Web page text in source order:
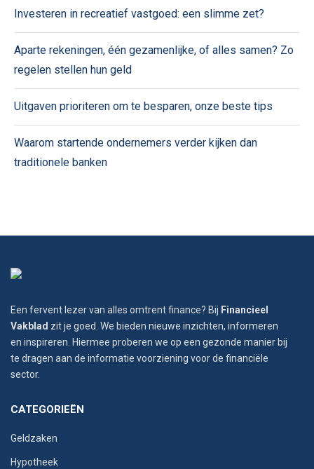
Investeren in recreatief vastgoed: een slimme zet?
Aparte rekeningen, één gezamenlijke, of alles samen? Zo
regelen stellen hun geld
Uitgaven prioriteren om te besparen, onze beste tips
Waarom startende ondernemers verder kijken dan
traditionele banken
Een fervent lezer van alles omtrent finance? Bij Financieel
Vakblad zit je goed. We bieden nieuwe inzichten, informeren
en inspireren. Hiermee proberen we op een gezonde manier bij
te dragen aan de informatie voorziening voor de financiële
sector.
CATEGORIEËN
Geldzaken
Hypotheek